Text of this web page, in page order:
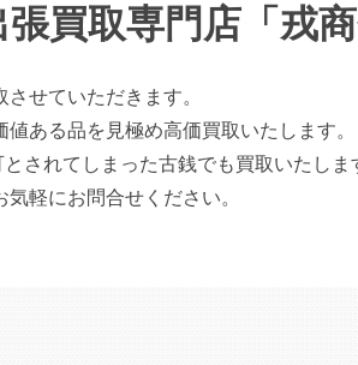
買取専門店「戎商
せていただきます。
ある品を見極め高価買取いたします。
れてしまった古銭でも買取いたしま
軽にお問合せください。